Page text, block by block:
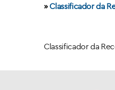
»Classificador da
Classificador da